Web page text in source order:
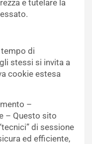
e tutelare la
di
stessi si invita a
cookie estesa
–
– Questo sito
di sessione
ed efficiente,